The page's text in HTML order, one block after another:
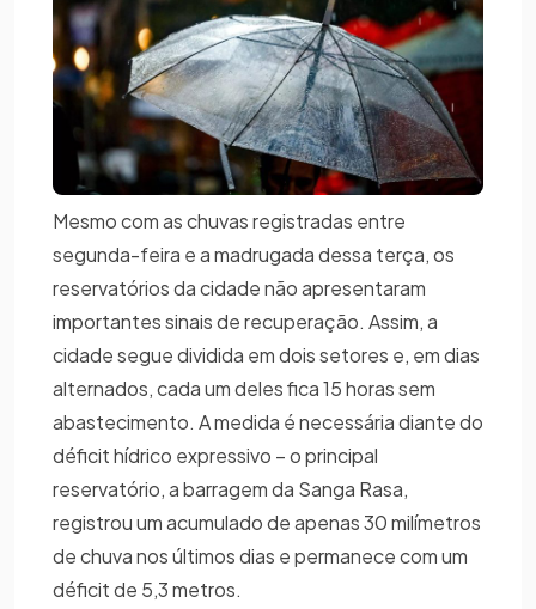
Mesmo com as chuvas registradas entre
segunda-feira e a madrugada dessa terça, os
reservatórios da cidade não apresentaram
importantes sinais de recuperação. Assim, a
cidade segue dividida em dois setores e, em dias
alternados, cada um deles fica 15 horas sem
abastecimento. A medida é necessária diante do
déficit hídrico expressivo – o principal
reservatório, a barragem da Sanga Rasa,
registrou um acumulado de apenas 30 milímetros
de chuva nos últimos dias e permanece com um
déficit de 5,3 metros.